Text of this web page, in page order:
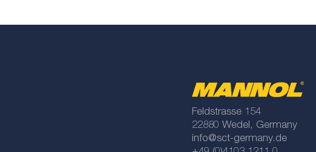
Feldstrasse 154
22880 Wedel, Germany
info@sct-germany.de